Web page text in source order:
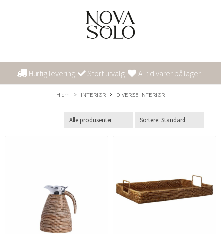
Hurtig levering Stort utvalg Alltid varer på lager
Hjem INTERIØR DIVERSE INTERIØR